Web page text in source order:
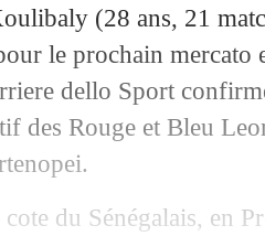
(28 ans, 21
le prochain mercato
dello Sport
des Rouge et Bleu
du Sénégalais, en
plaît au Milan AC !
pour Grbic...
répond à la rumeur
: Hilton a prolongé